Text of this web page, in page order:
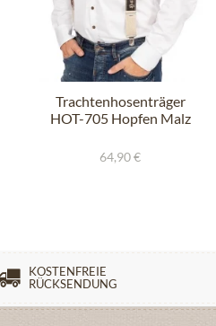
Trachtenhosenträger
HOT-705 Hopfen Malz
64,90 €
KOSTENFREIE
RÜCKSENDUNG